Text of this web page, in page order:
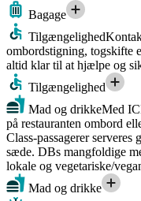
Bagage
Tilgængelighed
ombordstigning, togskifte
altid klar til at hjælpe og
Tilgængelighed
Mad og drikkeMed
på restauranten ombord
Class-passagerer
sæde. DBs mangfoldige
lokale og vegetariske/
Mad og drikke